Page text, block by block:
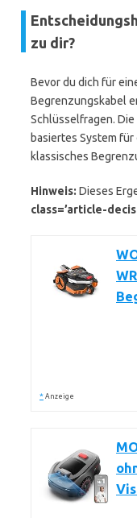
zu dir?
Bevor du dich für
Begrenzungskabel
Schlüsselfragen.
basiertes System
klassisches
Hinweis: Dieses
class=’article-
* Anzeige